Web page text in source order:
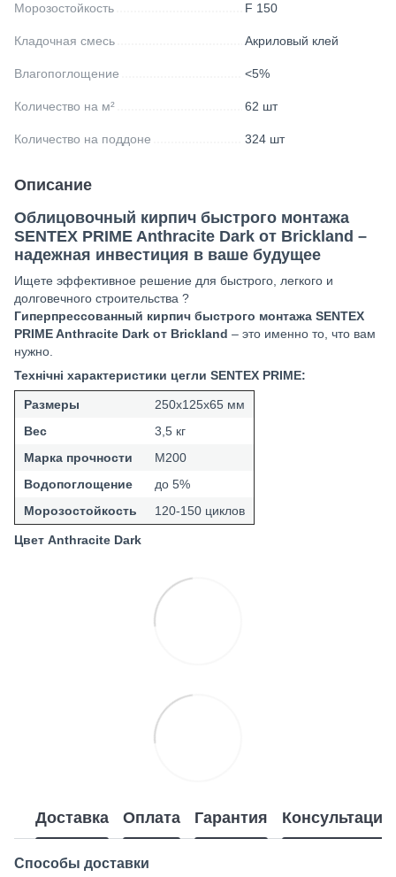
Морозостойкость F 150
Кладочная смесь Акриловый клей
Влагопоглощение <5%
Количество на м² 62 шт
Количество на поддоне 324 шт
Описание
Облицовочный кирпич быстрого монтажа
SENTEX PRIME Anthracite Dark от Brickland –
надежная инвестиция в ваше будущее
Ищете эффективное решение для быстрого, легкого и
долговечного строительства ?
Гиперпрессованный кирпич быстрого монтажа SENTEX
PRIMEAnthracite Dark от Brickland – это именно то, что вам
нужно.
Технічні характеристики цегли SENTEX PRIME:
Размеры
250х125х65 мм
Вес
3,5 кг
Марка прочности
М200
Водопоглощение
до 5%
Морозостойкость
120-150 циклов
Цвет Anthracite Dark
Доставка Оплата Гарантия Консультация
Способы доставки